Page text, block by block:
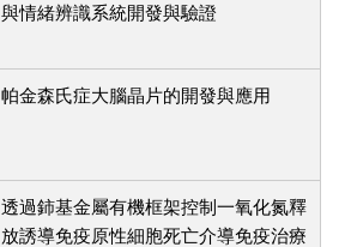
與情緒辨識系統開發與驗證
帕金森氏症大腦晶片的開發與應用
透過鈰基金屬有機框架控制一氧化氮釋
放誘導免疫原性細胞死亡介導免疫治療